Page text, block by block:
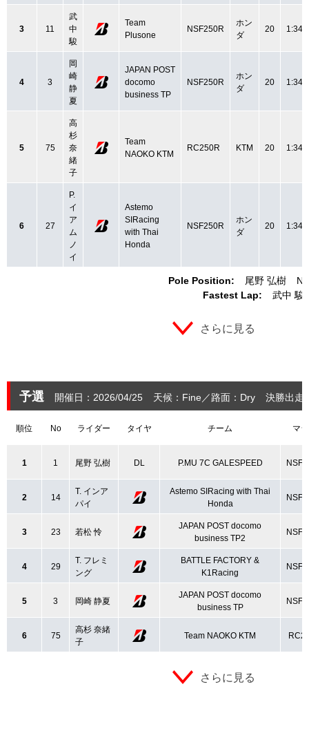
Pole Position: 尾野 弘樹
Fastest Lap:
武中 駿
3 11
武
中
駿
Team
Plusone
NSF250R
ホン
ダ
20
4 3
岡
崎
静
夏
JAPAN POST
docomo
business TP
NSF250R
ホン
ダ
20
5 75
高
杉
奈
緒
子
Team
NAOKO KTM
RC250R KTM 20
6 27
P.
イ
ア
ム
ノ
イ
Astemo
SIRacing
with Thai
Honda
NSF250R
ホン
ダ
20
さらに見る
予選 開催日：2026/04/25 天候：Fine 路面：Dry 決勝出走
順位 No ライダー タイヤ チーム マ
1 1 尾野 弘樹 DL P.MU 7C GALESPEED
2 14
T. インア
パイ
Astemo SIRacing with Thai
Honda
3 23 若松 怜
JAPAN POST docomo
business TP2
4 29
T. フレミ
ング
BATTLE FACTORY &
K1Racing
5 3 岡崎 静夏
JAPAN POST docomo
business TP
6 75
高杉 奈緒
子
Team NAOKO KTM
さらに見る